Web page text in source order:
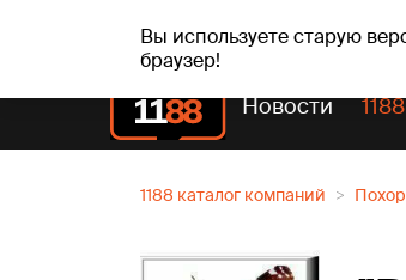
Вы используете старую
браузер!
пт, 07.08.2026. +20°C Alfrēds,
Новости
1188 каталог компаний